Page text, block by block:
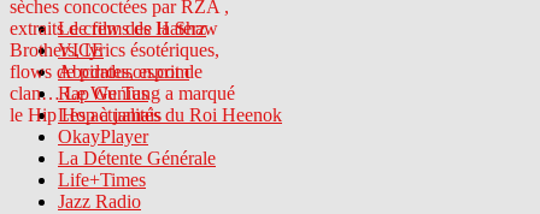
Le crew des Haterz
VICE
Abcdrduson.com
Rap Genius
Les actualités du Roi Heenok
OkayPlayer
La Détente Générale
Life+Times
Jazz Radio